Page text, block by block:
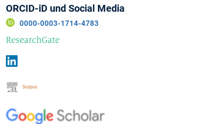
ORCID-iD und Social Media
0000-0003-1714-4783